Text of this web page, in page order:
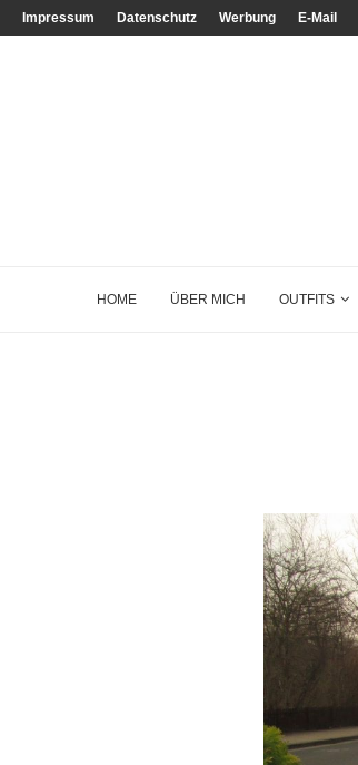
Impressum Datenschutz Werbung E-Mail
HOME ÜBER MICH OUTFITS